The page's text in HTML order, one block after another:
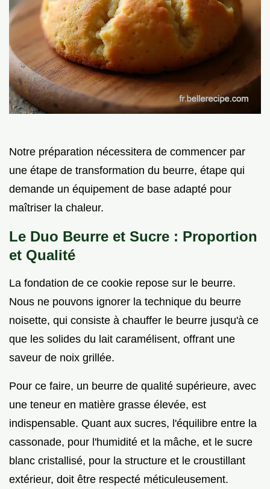
Notre préparation nécessitera de commencer par
une étape de transformation du beurre, étape qui
demande un équipement de base adapté pour
maîtriser la chaleur.
Le Duo Beurre et Sucre : Proportion
et Qualité
La fondation de ce cookie repose sur le beurre.
Nous ne pouvons ignorer la technique du beurre
noisette, qui consiste à chauffer le beurre jusqu'à ce
que les solides du lait caramélisent, offrant une
saveur de noix grillée.
Pour ce faire, un beurre de qualité supérieure, avec
une teneur en matière grasse élevée, est
indispensable. Quant aux sucres, l'équilibre entre la
cassonade, pour l'humidité et la mâche, et le sucre
blanc cristallisé, pour la structure et le croustillant
extérieur, doit être respecté méticuleusement.